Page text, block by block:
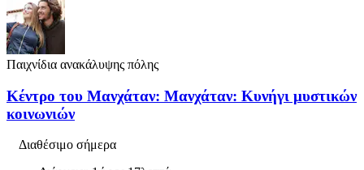
Παιχνίδια ανακάλυψης πόλης
Κέντρο του Μανχάταν: Μανχάταν: Κυνήγι μυστικών
κοινωνιών
Διαθέσιμο σήμερα